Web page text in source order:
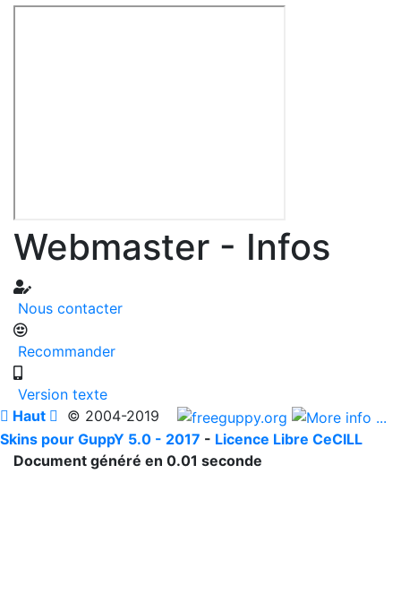
Webmaster - Infos
Nous contacter
Recommander
Version texte
 Haut  © 2004-2019
Skins pour GuppY 5.0 - 2017 - Licence Libre CeCILL
Document généré en 0.01 seconde